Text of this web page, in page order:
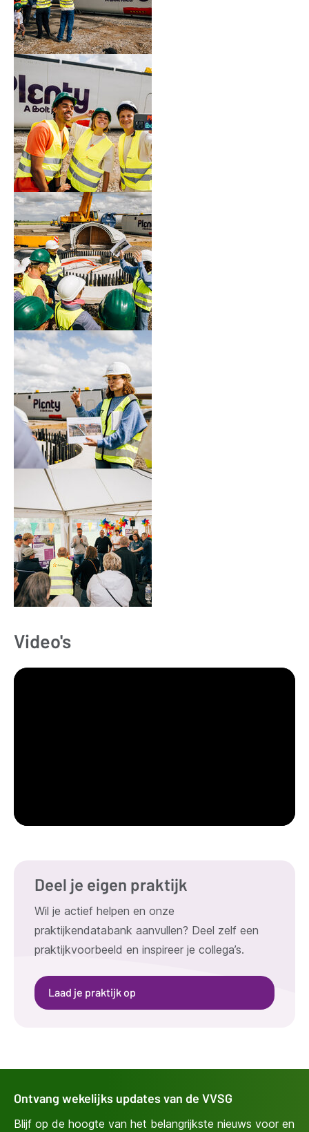
Video's
Deel je eigen praktijk
Wil je actief helpen en onze
praktijkendatabank aanvullen? Deel zelf een
praktijkvoorbeeld en inspireer je collega’s.
Laad je praktijk op
Ontvang wekelijks updates van de VVSG
Blijf op de hoogte van het belangrijkste nieuws voor en